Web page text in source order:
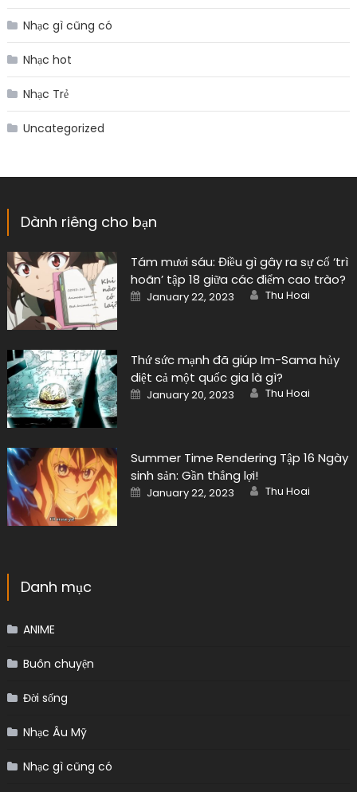
Nhạc gì cũng có
Nhạc hot
Nhạc Trẻ
Uncategorized
Dành riêng cho bạn
Tám mươi sáu: Điều gì gây ra sự cố ‘trì
hoãn’ tập 18 giữa các điểm cao trào?
Posted
on
January 22, 2023 Author
Thu Hoai
Thứ sức mạnh đã giúp Im-Sama hủy
diệt cả một quốc gia là gì?
Posted
on
January 20, 2023 Author
Thu Hoai
Summer Time Rendering Tập 16 Ngày
sinh sản: Gần thắng lợi!
Posted
on
January 22, 2023 Author
Thu Hoai
Danh mục
ANIME
Buôn chuyện
Đời sống
Nhạc Âu Mỹ
Nhạc gì cũng có